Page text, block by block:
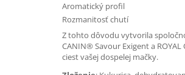
Aromatický profil
Rozmanitosť chutí
Z tohto dôvodu vytvorila
CANIN® Savour Exigent a
ciest vašej dospelej mačky.